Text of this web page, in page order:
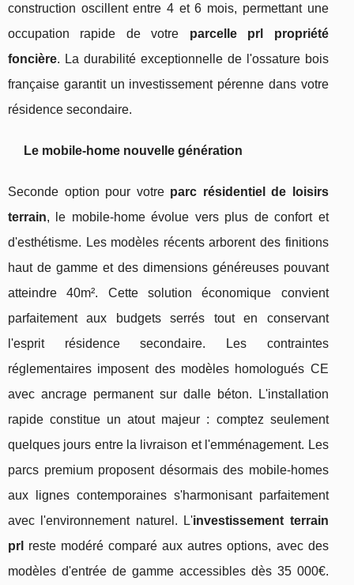
construction oscillent entre 4 et 6 mois, permettant une
occupation rapide de votre parcelle prl propriété
foncière. La durabilité exceptionnelle de l'ossature bois
française garantit un investissement pérenne dans votre
résidence secondaire.
Le mobile-home nouvelle génération
Seconde option pour votre parc résidentiel de loisirs
terrain, le mobile-home évolue vers plus de confort et
d'esthétisme. Les modèles récents arborent des finitions
haut de gamme et des dimensions généreuses pouvant
atteindre 40m². Cette solution économique convient
parfaitement aux budgets serrés tout en conservant
l'esprit résidence secondaire. Les contraintes
réglementaires imposent des modèles homologués CE
avec ancrage permanent sur dalle béton. L'installation
rapide constitue un atout majeur : comptez seulement
quelques jours entre la livraison et l'emménagement. Les
parcs premium proposent désormais des mobile-homes
aux lignes contemporaines s'harmonisant parfaitement
avec l'environnement naturel. L'investissement terrain
prl
reste modéré comparé aux autres options, avec des
modèles d'entrée de gamme accessibles dès 35 000€.